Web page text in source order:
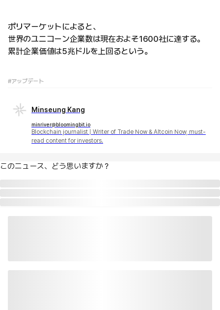
ポリマーケットによると、
世界のユニコーン企業数は現在およそ1600社に達する。
累計企業価値は5兆ドルを上回るという。
#アップデート
Minseung Kang
minriver@bloomingbit.io
Blockchain journalist | Writer of Trade Now & Altcoin Now, must-
read content for investors.
このニュース、どう思いますか？